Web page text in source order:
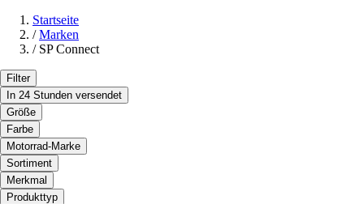
Startseite
/ Marken
/ SP Connect
Filter
In 24 Stunden versendet
Größe
Farbe
Motorrad-Marke
Sortiment
Merkmal
Produkttyp